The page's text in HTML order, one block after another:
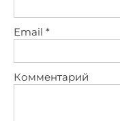
Email *
Комментарий